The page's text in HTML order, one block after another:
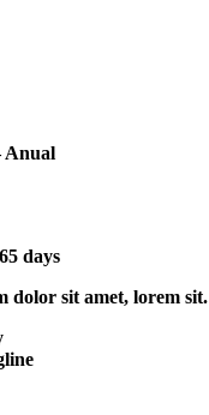
Anual
days
dolor sit amet, lorem sit.